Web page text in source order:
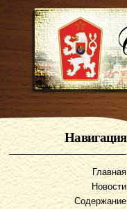
Навигация
Главная
Новости
Содержание